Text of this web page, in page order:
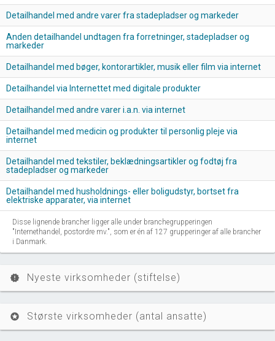
Detailhandel med andre varer fra stadepladser og markeder
Anden detailhandel undtagen fra forretninger, stadepladser og
markeder
Detailhandel med bøger, kontorartikler, musik eller film via internet
Detailhandel via Internettet med digitale produkter
Detailhandel med andre varer i.a.n. via internet
Detailhandel med medicin og produkter til personlig pleje via
internet
Detailhandel med tekstiler, beklædningsartikler og fodtøj fra
stadepladser og markeder
Detailhandel med husholdnings- eller boligudstyr, bortset fra
elektriske apparater, via internet
Disse lignende brancher ligger alle under branchegrupperingen
"Internethandel, postordre mv.", som er én af 127 grupperinger af alle brancher
i Danmark.
new_releases Nyeste virksomheder (stiftelse)
stars Største virksomheder (antal ansatte)